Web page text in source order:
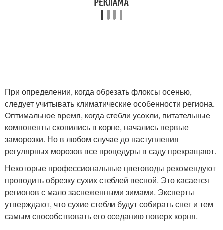
При определении, когда обрезать флоксы осенью,
следует учитывать климатические особенности региона.
Оптимальное время, когда стебли усохли, питательные
компоненты скопились в корне, начались первые
заморозки. Но в любом случае до наступления
регулярных морозов все процедуры в саду прекращают.
Некоторые профессиональные цветоводы рекомендуют
проводить обрезку сухих стеблей весной. Это касается
регионов с мало заснеженными зимами. Эксперты
утверждают, что сухие стебли будут собирать снег и тем
самым способствовать его оседанию поверх корня.